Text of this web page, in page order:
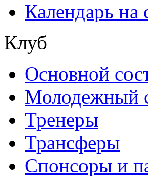
Календарь на
Клуб
Основной
Молодежный
Тренеры
Трансферы
Спонсоры и